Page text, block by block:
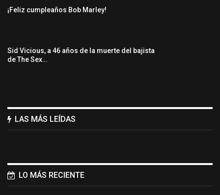
¡Feliz cumpleaños Bob Marley!
Sid Vicious, a 46 años de la muerte del bajista
de The Sex…
LAS MÁS LEÍDAS
LO MÁS RECIENTE